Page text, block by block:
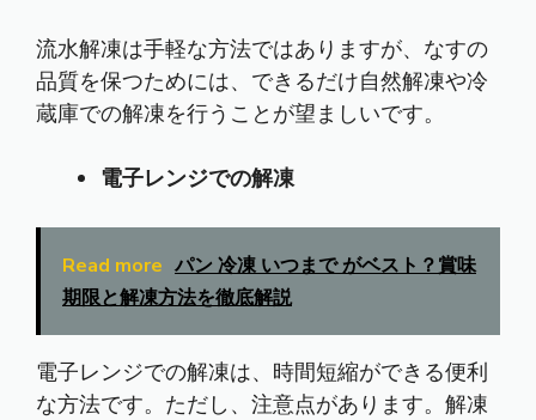
流水解凍は手軽な方法ではありますが、なすの
品質を保つためには、できるだけ自然解凍や冷
蔵庫での解凍を行うことが望ましいです。
電子レンジでの解凍
Read more パン 冷凍 いつまで がベスト？賞味
期限と解凍方法を徹底解説
電子レンジでの解凍は、時間短縮ができる便利
な方法です。ただし、注意点があります。解凍